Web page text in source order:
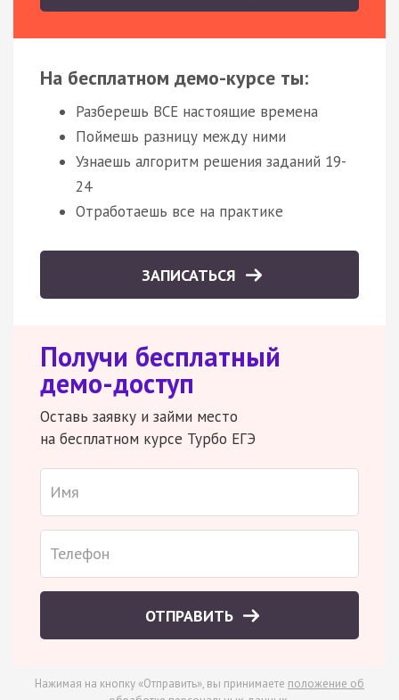
На бесплатном демо-курсе ты:
Разберешь ВСЕ настоящие времена
Поймешь разницу между ними
Узнаешь алгоритм решения заданий 19-
24
Отработаешь все на практике
ЗАПИСАТЬСЯ
Получи бесплатный
демо-доступ
Оставь заявку и займи место
на бесплатном курсе Турбо ЕГЭ
ОТПРАВИТЬ
Нажимая на кнопку «Отправить», вы принимаете положение об